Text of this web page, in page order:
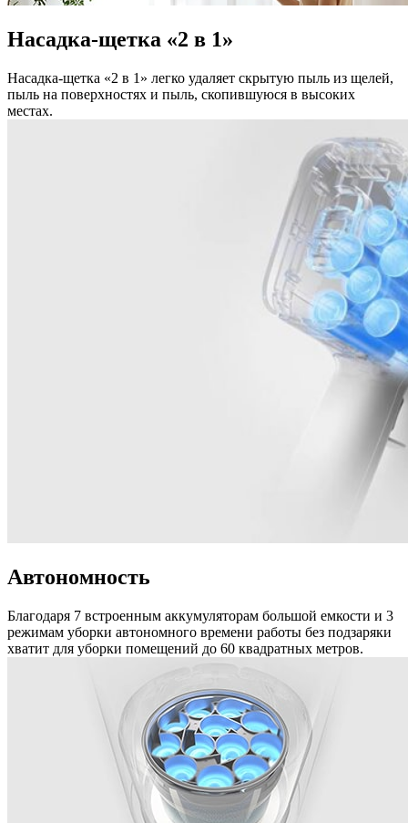
Насадка-щетка «2 в 1»
Насадка-щетка «2 в 1» легко удаляет скрытую пыль из щелей,
пыль на поверхностях и пыль, скопившуюся в высоких
местах.
Автономность
Благодаря 7 встроенным аккумуляторам большой емкости и 3
режимам уборки автономного времени работы без подзаряки
хватит для уборки помещений до 60 квадратных метров.